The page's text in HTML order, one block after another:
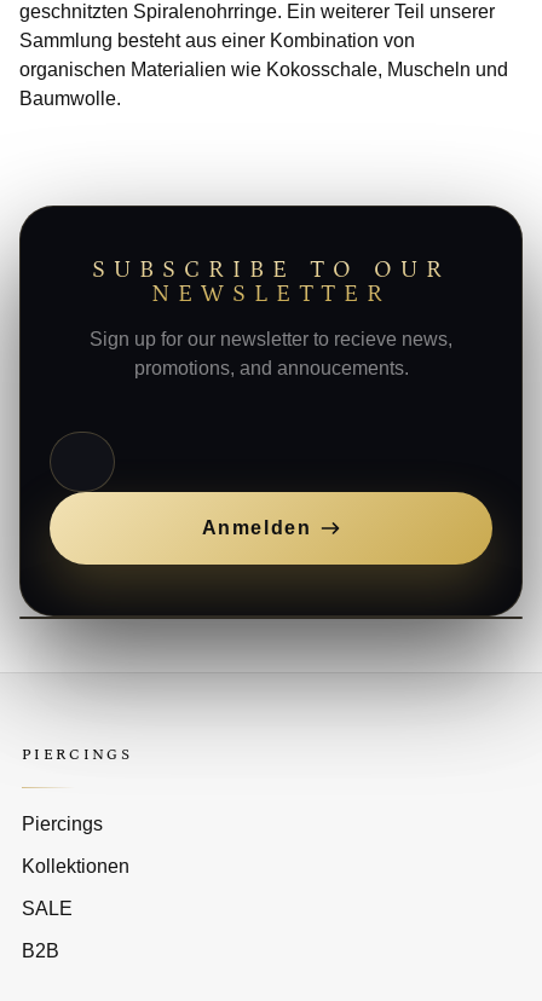
geschnitzten Spiralenohrringe. Ein weiterer Teil unserer
Sammlung besteht aus einer Kombination von
organischen Materialien wie Kokosschale, Muscheln und
Baumwolle.
SUBSCRIBE TO OUR
NEWSLETTER
Sign up for our newsletter to recieve news,
promotions, and annoucements.
E-Mail
Anmelden
PIERCINGS
Piercings
Kollektionen
SALE
B2B